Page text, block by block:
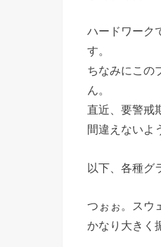
ハードワーク
す。
ちなみにこの
ん。
直近、要警戒
間違えないよ
以下、各種グ
つぉぉ。スウ
かなり大きく